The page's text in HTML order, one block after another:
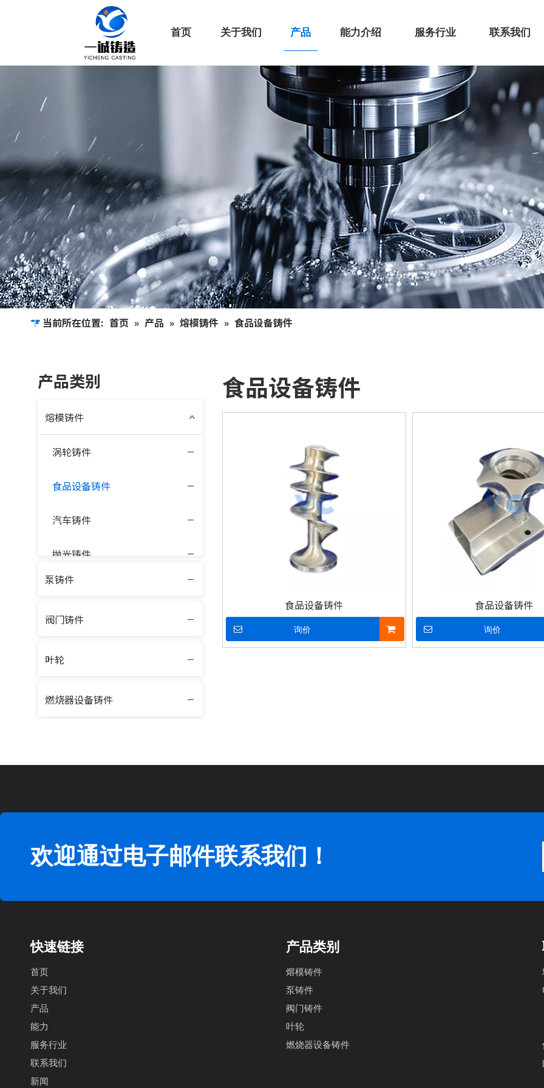
首页 关于我们 产品 能力介绍 服务行业 联系我们
当前所在位置: 首页 » 产品 » 熔模铸件 » 食品设备铸件
产品类别
熔模铸件
涡轮铸件
食品设备铸件
汽车铸件
抛光铸件
泵铸件
阀门铸件
叶轮
燃烧器设备铸件
食品设备铸件
食品设备铸件
询价
食品设备铸件
询价
欢迎通过电子邮件联系我们！
快速链接
首页
关于我们
产品
能力
服务行业
联系我们
新闻
产品类别
熔模铸件
泵铸件
阀门铸件
叶轮
燃烧器设备铸件